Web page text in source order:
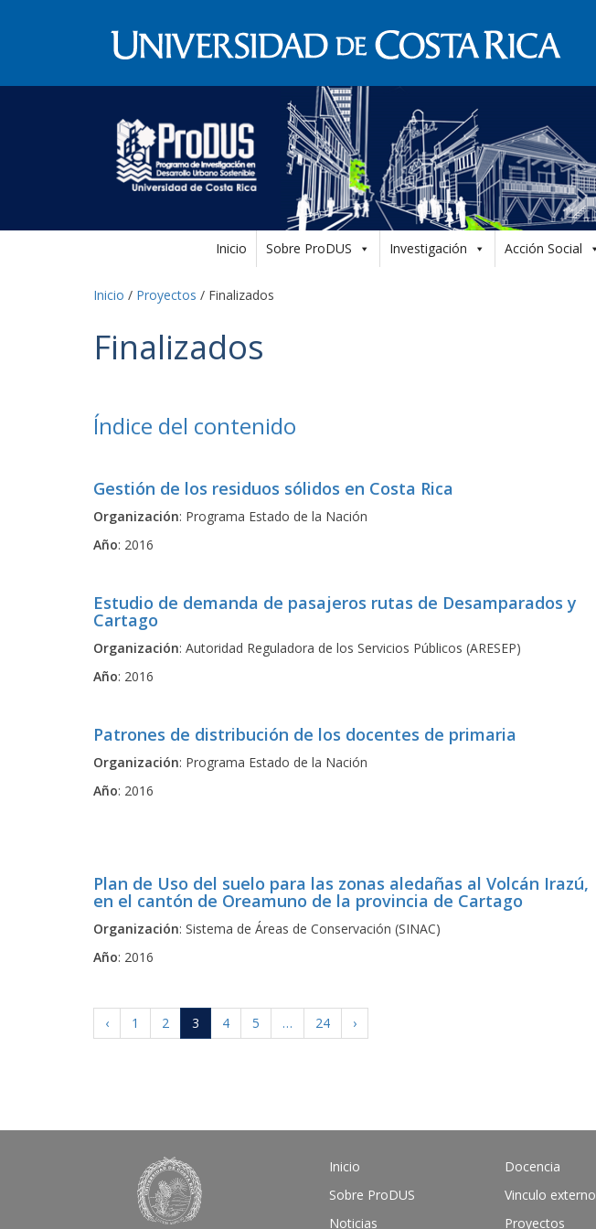
Inicio Sobre ProDUS Investigación Acción Social
Inicio / Proyectos / Finalizados
Finalizados
Índice del contenido
Gestión de los residuos sólidos en Costa Rica
Organización: Programa Estado de la Nación
Año: 2016
Estudio de demanda de pasajeros rutas de Desamparados y
Cartago
Organización: Autoridad Reguladora de los Servicios Públicos (ARESEP)
Año: 2016
Patrones de distribución de los docentes de primaria
Organización: Programa Estado de la Nación
Año: 2016
Plan de Uso del suelo para las zonas aledañas al Volcán Irazú,
en el cantón de Oreamuno de la provincia de Cartago
Organización: Sistema de Áreas de Conservación (SINAC)
Año: 2016
‹ 1 2 3 4 5 … 24 ›
Inicio
Sobre ProDUS
Noticias
Docencia
Vinculo externo
Proyectos